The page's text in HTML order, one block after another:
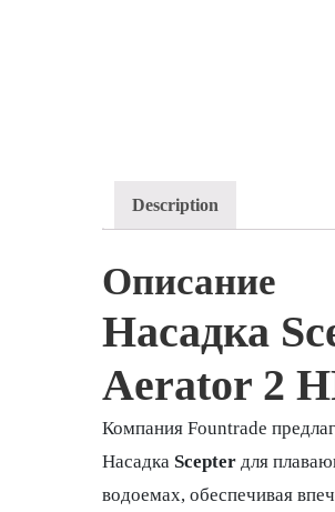
Description
Описание
Насадка
Aerator 2
Компания Fountrade
Насадка Scepterдля
водоемах, обеспечивая